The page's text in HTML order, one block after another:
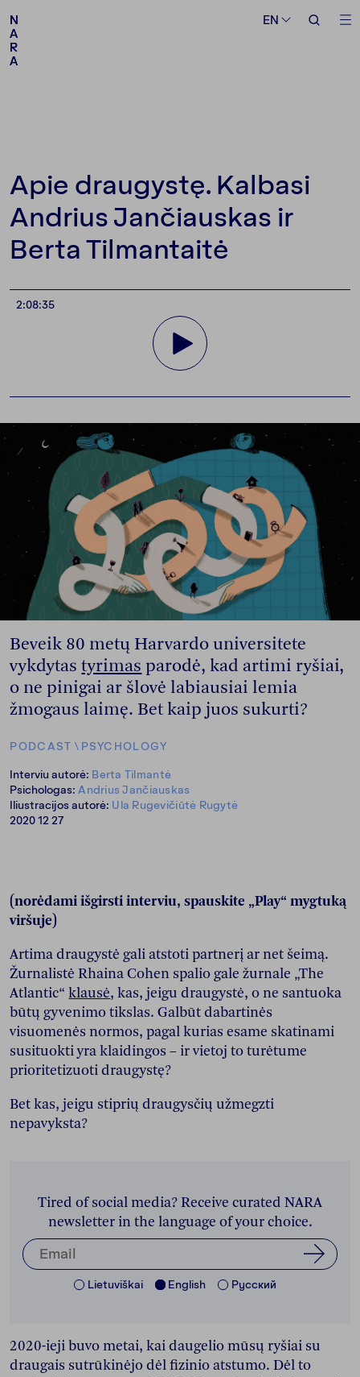
N
A
R
A
EN
N
A
R
A
EN
Apie draugystę. Kalbasi
Andrius Jančiauskas ir
Berta Tilmantaitė
2:08:35
PODCAST \ PSYCHOLOGY
Interviu autorė: Berta Tilmantė
Psichologas: Andrius Jančiauskas
Iliustracijos autorė: Ula Rugevičiūtė Rugytė
2020 12 27
Beveik 80 metų Harvardo universitete
vykdytastyrimas parodė, kad artimi ryšiai,
o ne pinigai ar šlovė labiausiai lemia
žmogaus laimę. Bet kaip juos sukurti?
(norėdami išgirsti interviu, spauskite „Play“ mygtuką
viršuje)
Artima draugystė gali atstoti partnerį ar net šeimą.
Žurnalistė Rhaina Cohen spalio gale žurnale „The
Atlantic“klausė, kas, jeigu draugystė, o ne santuoka
būtų gyvenimo tikslas. Galbūt dabartinės
visuomenės normos, pagal kurias esame skatinami
susituokti yra klaidingos – ir vietoj to turėtume
prioritetizuoti draugystę?
Bet kas, jeigu stiprių draugysčių užmegzti
nepavyksta?
Tired of social media? Receive curated NARA
newsletter in the language of your choice.
Lietuviškai English Pусский
2020-ieji buvo metai, kai daugelio mūsų ryšiai su
draugais sutrūkinėjo dėl fizinio atstumo. Dėl to